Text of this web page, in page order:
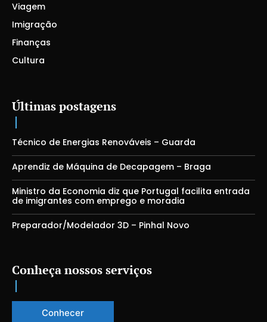
Viagem
Imigração
Finanças
Cultura
Últimas postagens
Técnico de Energias Renováveis – Guarda
Aprendiz de Máquina de Decapagem – Braga
Ministro da Economia diz que Portugal facilita entrada
de imigrantes com emprego e moradia
Preparador/Modelador 3D – Pinhal Novo
Conheça nossos serviços
Conhecer